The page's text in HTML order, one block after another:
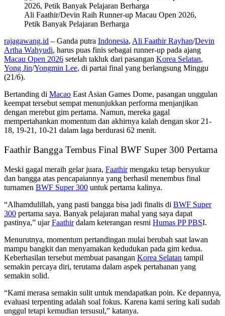
Ali Faathir/Devin Raih Runner-up Macau Open 2026,
Petik Banyak Pelajaran Berharga
rajagawang.id – Ganda putra Indonesia, Ali Faathir Rayhan/Devin
Artha Wahyudi, harus puas finis sebagai runner-up pada ajang
Macau Open 2026 setelah takluk dari pasangan Korea Selatan,
Yong Jin/Yongmin Lee, di partai final yang berlangsung Minggu
(21/6).
Bertanding di Macao East Asian Games Dome, pasangan unggulan
keempat tersebut sempat menunjukkan performa menjanjikan
dengan merebut gim pertama. Namun, mereka gagal
mempertahankan momentum dan akhirnya kalah dengan skor 21-
18, 19-21, 10-21 dalam laga berdurasi 62 menit.
Faathir Bangga Tembus Final BWF Super 300 Pertama
Meski gagal meraih gelar juara, Faathirmengaku tetap bersyukur
dan bangga atas pencapaiannya yang berhasil menembus final
turnamen BWF Super 300 untuk pertama kalinya.
“Alhamdulillah, yang pasti bangga bisa jadi finalis di BWF Super
300 pertama saya. Banyak pelajaran mahal yang saya dapat
pastinya,” ujarFaathirdalam keterangan resmi Humas PP PBSI.
Menurutnya, momentum pertandingan mulai berubah saat lawan
mampu bangkit dan menyamakan kedudukan pada gim kedua.
Keberhasilan tersebut membuat pasangan Korea Selatan tampil
semakin percaya diri, terutama dalam aspek pertahanan yang
semakin solid.
“Kami merasa semakin sulit untuk mendapatkan poin. Ke depannya,
evaluasi terpenting adalah soal fokus. Karena kami sering kali sudah
unggul tetapi kemudian tersusul,” katanya.